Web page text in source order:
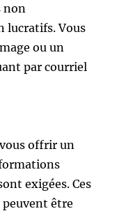
non
lucratifs. Vous
ou un
par courriel
offrir un
exigées. Ces
être